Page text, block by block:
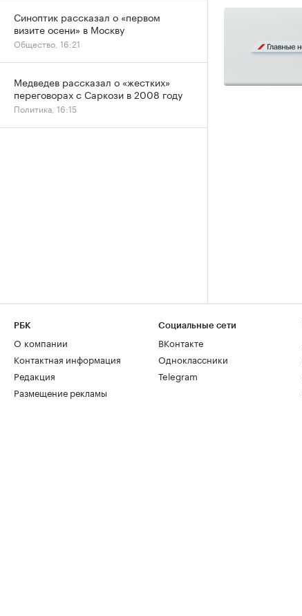
Синоптик рассказал о «первом
визите осени» в Москву
Общество, 16:21
Медведев рассказал о «жестких»
переговорах с Саркози в 2008 году
Политика, 16:15
РБК
О компании
Контактная информация
Редакция
Размещение рекламы
Социальные сети
ВКонтакте
Одноклассники
Telegram